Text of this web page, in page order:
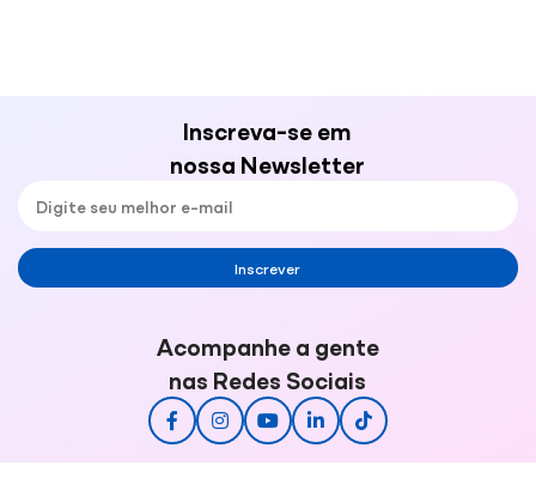
Inscreva-se em
nossa Newsletter
Inscrever
Acompanhe a gente
nas Redes Sociais